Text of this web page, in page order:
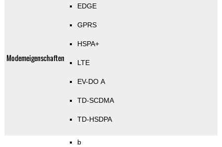
Modemeigenschaften
EDGE
GPRS
HSPA+
LTE
EV-DO A
TD-SCDMA
TD-HSDPA
b